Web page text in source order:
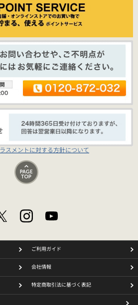
スメントに対する方針について
ご利用ガイド
会社情報
特定商取引法に基づく表記